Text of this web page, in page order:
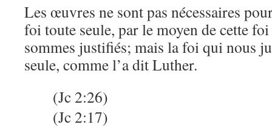
Les œuvres ne sont pas nécessaires
foi toute seule, par le moyen de cette
sommes justifiés; mais la foi qui nous
seule, comme l’a dit Luther.
(Jc 2:26)
(Jc 2:17)